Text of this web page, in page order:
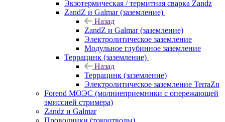
Экзотермическая / термитная сварка Zandz
ZandZ и Galmar (заземление)
Назад
ZandZ и Galmar (заземление)
Электролитическое заземление
Модульное глубинное заземление
Террацинк (заземление)
Назад
Террацинк (заземление)
Электролитическое заземление TerraZn
Forend МОЭС (молниеприемники с опережающей
эмиссией стримера)
Zandz и Galmar
Проводники (токоотводы)